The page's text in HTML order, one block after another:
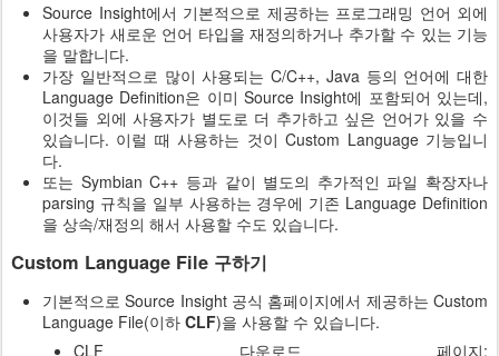
Source Insight에서 기본적으로 제공하는 프로그래밍 언어 외에
사용자가 새로운 언어 타입을 재정의하거나 추가할 수 있는 기능
을 말합니다.
가장 일반적으로 많이 사용되는 C/C++, Java 등의 언어에 대한
Language Definition은 이미 Source Insight에 포함되어 있는데,
이것들 외에 사용자가 별도로 더 추가하고 싶은 언어가 있을 수
있습니다. 이럴 때 사용하는 것이 Custom Language 기능입니
다.
또는 Symbian C++ 등과 같이 별도의 추가적인 파일 확장자나
parsing 규칙을 일부 사용하는 경우에 기존 Language Definition
을 상속/재정의 해서 사용할 수도 있습니다.
Custom Language File 구하기
기본적으로 Source Insight 공식 홈페이지에서 제공하는 Custom
Language File(이하 CLF)을 사용할 수 있습니다.
CLF 다운로드 페이지: